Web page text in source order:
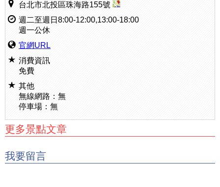
台北市北投區珠海路155號
週二至週日8:00-12:00,13:00-18:00
週一公休
官網URL
消費資訊
免費
其他
無線網路：無
停車場：無
更多景點文章
我要留言